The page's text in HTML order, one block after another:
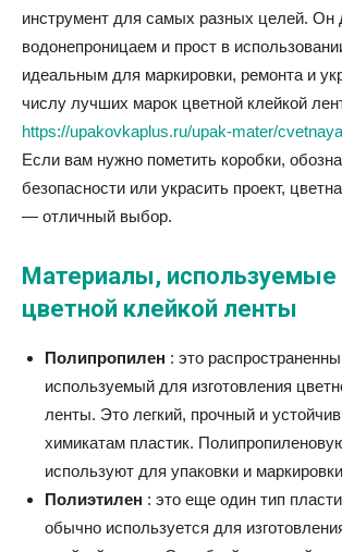
инструмент для самых разных целей. Он
водонепроницаем и прост в
идеальным для маркировки, ремонта и
числу лучших марок цветной клейкой
https://upakovkaplus.ru/upak-mater/
Если вам нужно пометить коробки,
безопасности или украсить проект,
— отличный выбор.
Материалы, используемые
цветной клейкой ленты
Полипропилен : это
используемый для изготовления
ленты. Это легкий, прочный и
химикатам пластик.
используют для упаковки и
Полиэтилен : это еще один тип
обычно используется для